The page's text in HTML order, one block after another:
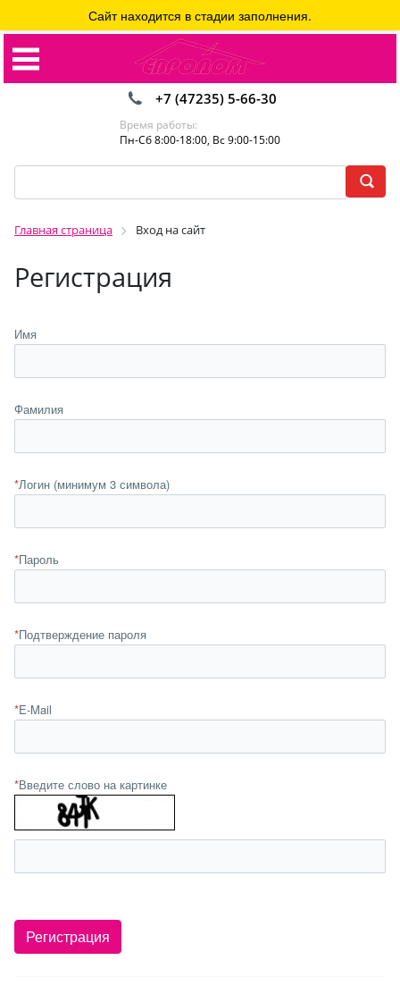
+7 (47235) 5-66-30
Время работы:
Пн-Сб 8:00-18:00, Вс 9:00-15:00
Главная страница Вход на сайт
Регистрация
Сайт находится в стадии заполнения.
Имя
Фамилия
*Логин (минимум 3 символа)
*Пароль
*Подтверждение пароля
*E-Mail
*Введите слово на картинке